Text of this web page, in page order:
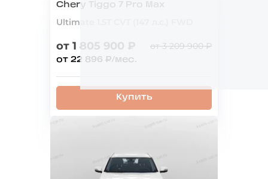
Chery Tiggo 7 Pro Max
Ultimate 1.5T CVT (147 л.с.) FWD
от 1 805 900 ₽ от 3 209 900 ₽
от 22 896 ₽/мес.
Купить